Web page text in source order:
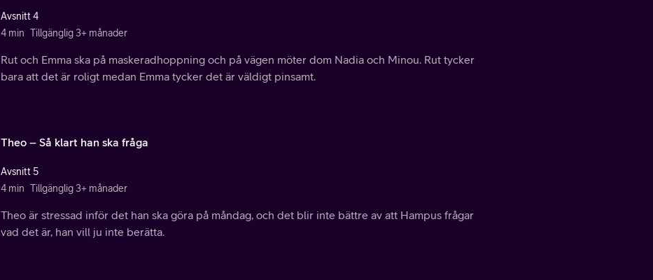
Avsnitt 4
4 min Tillgänglig 3+ månader
Rut och Emma ska på maskeradhoppning och på vägen möter dom Nadia och Minou. Rut tycker
bara att det är roligt medan Emma tycker det är väldigt pinsamt.
Theo – Så klart han ska fråga
Avsnitt 5
4 min Tillgänglig 3+ månader
Theo är stressad inför det han ska göra på måndag, och det blir inte bättre av att Hampus frågar
vad det är, han vill ju inte berätta.